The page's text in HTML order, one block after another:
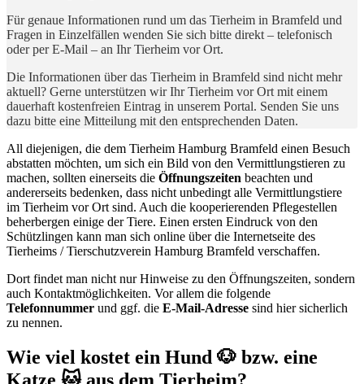
Für genaue Informationen rund um das Tierheim in Bramfeld und
Fragen in Einzelfällen wenden Sie sich bitte direkt – telefonisch
oder per E-Mail – an Ihr Tierheim vor Ort.
Die Informationen über das Tierheim in Bramfeld sind nicht mehr
aktuell? Gerne unterstützen wir Ihr Tierheim vor Ort mit einem
dauerhaft kostenfreien Eintrag in unserem Portal. Senden Sie uns
dazu bitte eine Mitteilung mit den entsprechenden Daten.
All diejenigen, die dem Tierheim Hamburg Bramfeld einen Besuch
abstatten möchten, um sich ein Bild von den Vermittlungstieren zu
machen, sollten einerseits die Öffnungszeiten beachten und
andererseits bedenken, dass nicht unbedingt alle Vermittlungstiere
im Tierheim vor Ort sind. Auch die kooperierenden Pflegestellen
beherbergen einige der Tiere. Einen ersten Eindruck von den
Schützlingen kann man sich online über die Internetseite des
Tierheims / Tierschutzverein Hamburg Bramfeld verschaffen.
Dort findet man nicht nur Hinweise zu den Öffnungszeiten, sondern
auch Kontaktmöglichkeiten. Vor allem die folgende
Telefonnummer und ggf. die E-Mail-Adresse sind hier sicherlich
zu nennen.
Wie viel kostet ein Hund 🐶 bzw. eine
Katze 🐱 aus dem Tierheim?